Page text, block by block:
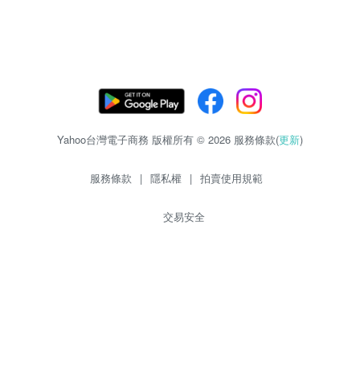
Yahoo台灣電子商務 版權所有 © 2026 服務條款(更新)
服務條款 | 隱私權 | 拍賣使用規範
交易安全